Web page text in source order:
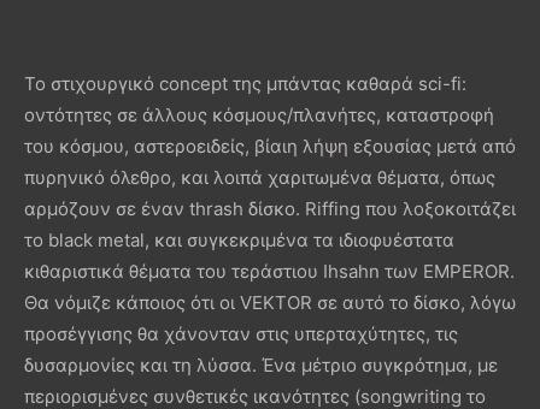
Το στιχουργικό concept της μπάντας καθαρά sci-fi:
οντότητες σε άλλους κόσμους/πλανήτες, καταστροφή
του κόσμου, αστεροειδείς, βίαιη λήψη εξουσίας μετά από
πυρηνικό όλεθρο, και λοιπά χαριτωμένα θέματα, όπως
αρμόζουν σε έναν thrash δίσκο. Riffing που λοξοκοιτάζει
το black metal, και συγκεκριμένα τα ιδιοφυέστατα
κιθαριστικά θέματα του τεράστιου Ihsahn των EMPEROR.
Θα νόμιζε κάποιος ότι οι VEKTOR σε αυτό το δίσκο, λόγω
προσέγγισης θα χάνονταν στις υπερταχύτητες, τις
δυσαρμονίες και τη λύσσα. Ένα μέτριο συγκρότημα, με
περιορισμένες συνθετικές ικανότητες (songwriting το